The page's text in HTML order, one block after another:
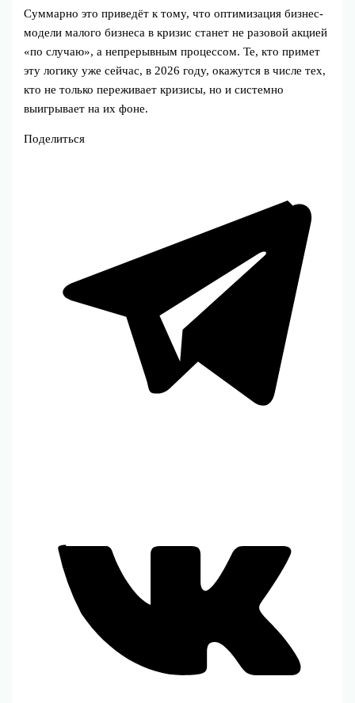
Суммарно это приведёт к тому, что оптимизация бизнес-
модели малого бизнеса в кризис станет не разовой акцией
«по случаю», а непрерывным процессом. Те, кто примет
эту логику уже сейчас, в 2026 году, окажутся в числе тех,
кто не только переживает кризисы, но и системно
выигрывает на их фоне.
Поделиться